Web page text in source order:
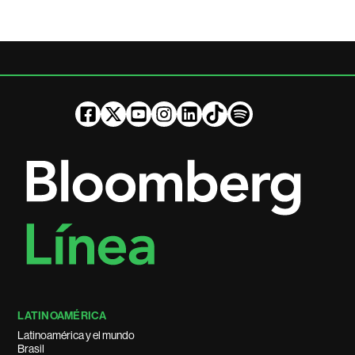
LATINOAMÉRICA
Latinoamérica y el mundo
Brasil